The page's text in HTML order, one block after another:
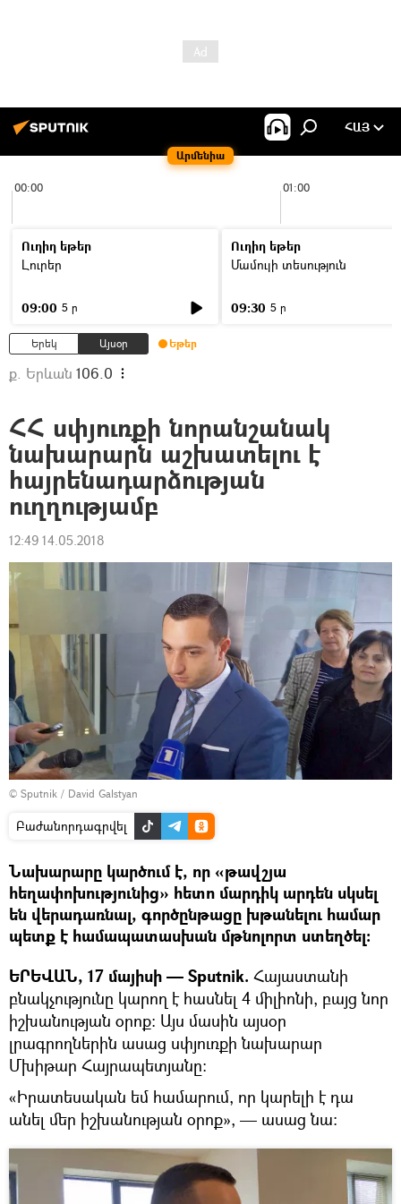
Արմենիա
ՀԱՅ
00:00 01:00
Ուղիղ եթեր
Լուրեր
09:00 5 ր
Ուղիղ եթեր
Մամուլի տեսություն
09:30 5 ր
Երեկ Այսօր Եթեր
ք. Երևան 106.0
ՀՀ սփյուռքի նորանշանակ
նախարարն աշխատելու է
հայրենադարձության
ուղղությամբ
12:49 14.05.2018
© Sputnik / David Galstyan
Բաժանորդագրվել
Նախարարը կարծում է, որ «թավշյա
հեղափոխությունից» հետո մարդիկ արդեն սկսել
են վերադառնալ, գործընթացը խթանելու համար
պետք է համապատասխան մթնոլորտ ստեղծել։
ԵՐԵՎԱՆ, 17 մայիսի — Sputnik. Հայաստանի
բնակչությունը կարող է հասնել 4 միլիոնի, բայց նոր
իշխանության օրոք։ Այս մասին այսօր
լրագրողներին ասաց սփյուռքի նախարար
Մխիթար Հայրապետյանը։
«Իրատեսական եմ համարում, որ կարելի է դա
անել մեր իշխանության օրոք», — ասաց նա։